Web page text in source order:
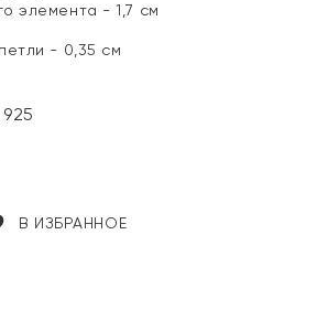
элемента - 1,7 см
- 0,35 см
В ИЗБРАННОЕ